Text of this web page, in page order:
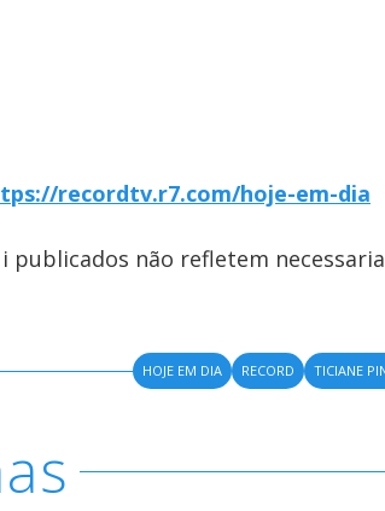
recordtv.r7.com/hoje-em-dia
publicados não refletem
HOJE EM DIA RECORD TICIANE